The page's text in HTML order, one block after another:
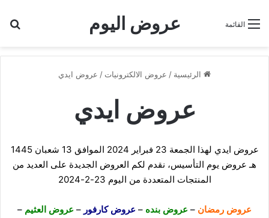
عروض اليوم القائمة
الرئيسية / عروض الالكترونيات / عروض ايدي
عروض ايدي
عروض ايدي لهذا الجمعة 23 فبراير 2024 الموافق 13 شعبان 1445
هـ عروض يوم التأسيس، نقدم لكم العروض الجديدة على العديد من
المنتجات المتعددة من اليوم 23-2-2024
عروض رمضان – عروض بنده – عروض كارفور – عروض العثيم –